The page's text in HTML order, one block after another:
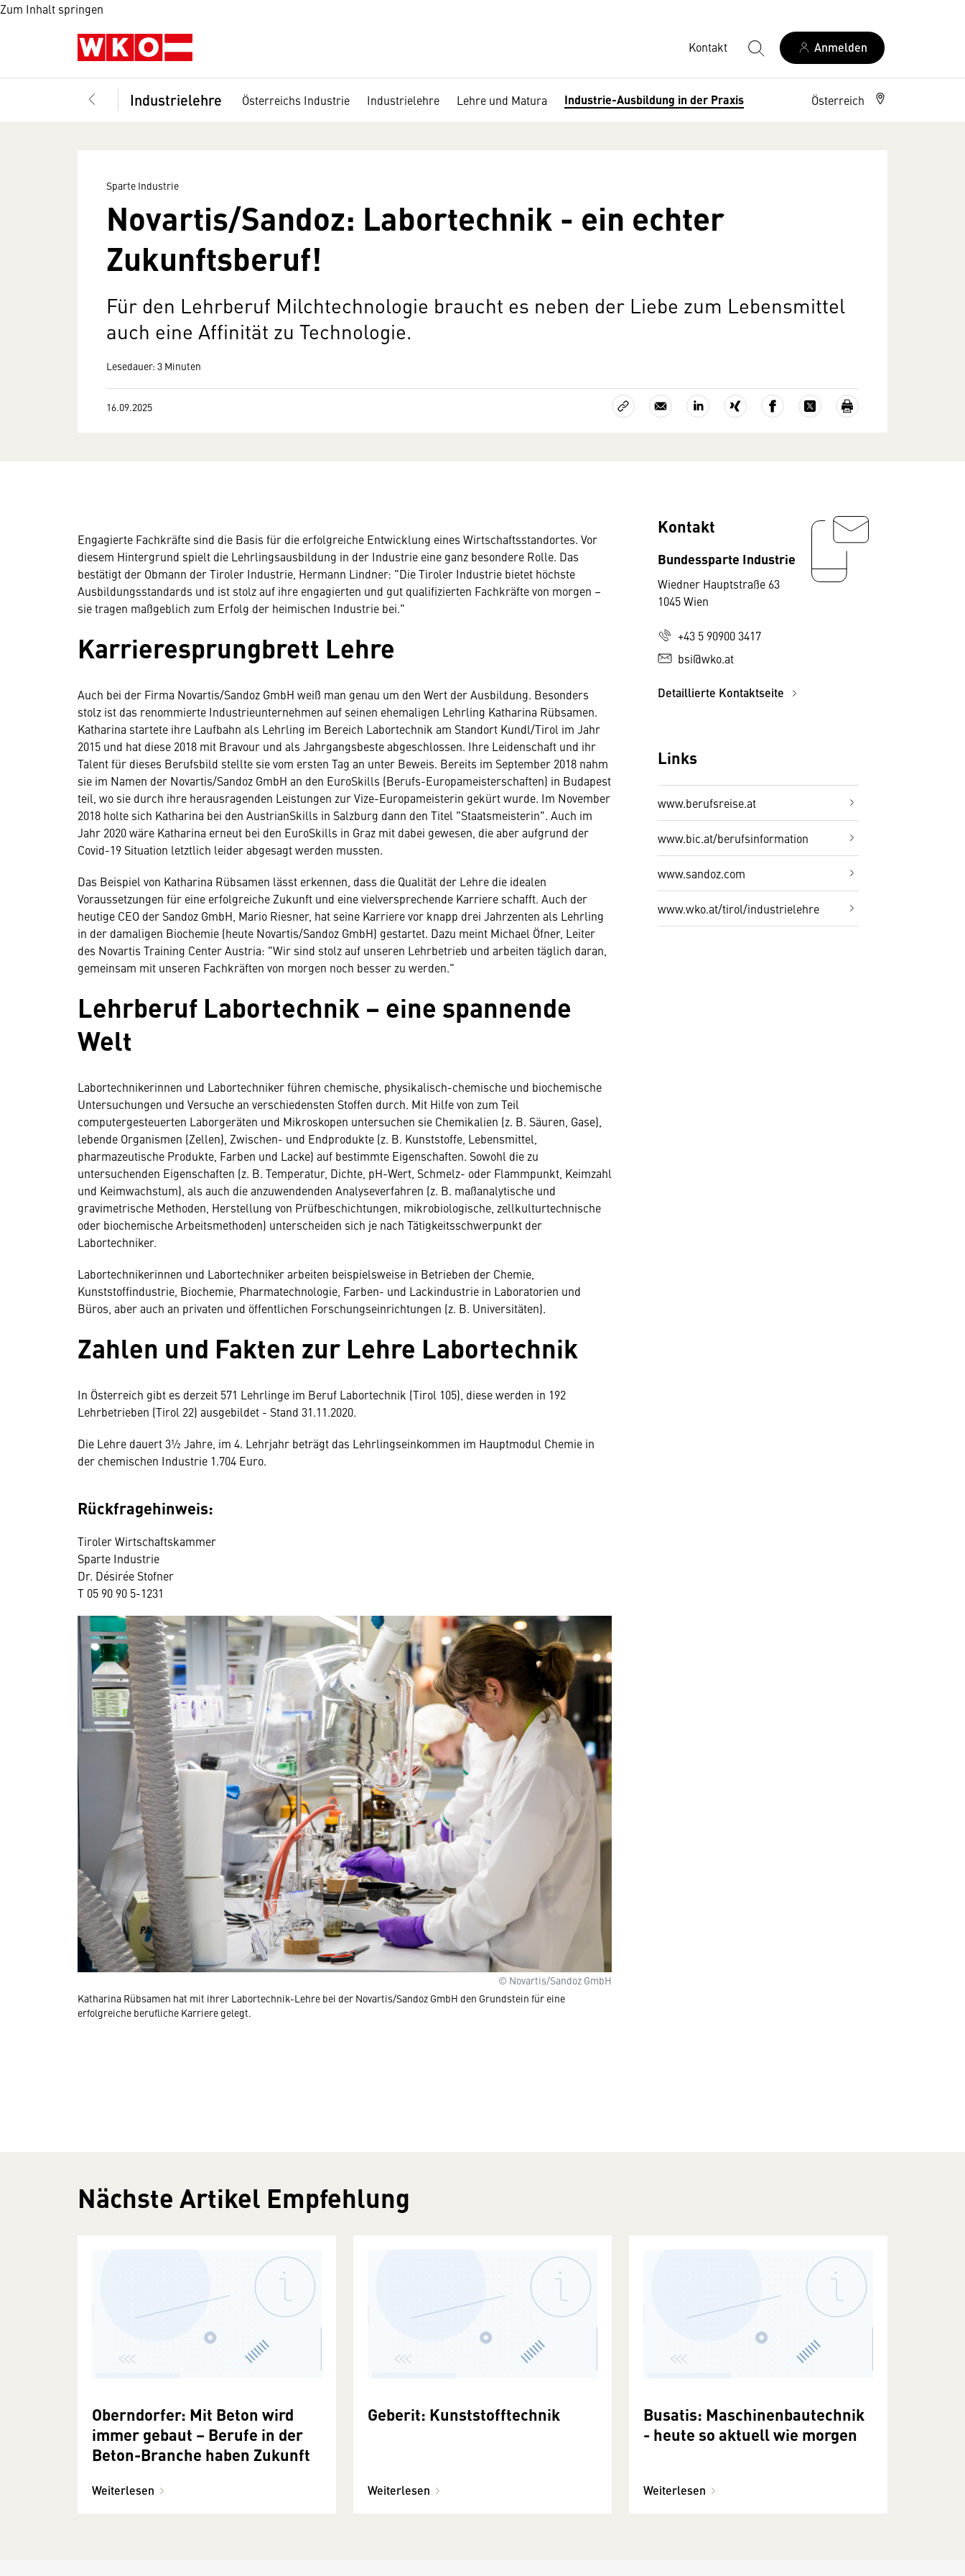
Zum Inhalt springen
Kontakt Anmelden
Industrielehre Österreichs Industrie Industrielehre Lehre und Matura Industrie-Ausbildung in der Praxis Österreich
Sparte Industrie
Novartis/Sandoz: Labortechnik - ein echter
Zukunftsberuf!
Für den Lehrberuf Milchtechnologie braucht es neben der Liebe zum Lebensmittel
auch eine Affinität zu Technologie.
Lesedauer: 3 Minuten
16.09.2025
Engagierte Fachkräfte sind die Basis für die erfolgreiche Entwicklung eines Wirtschaftsstandortes. Vor
diesem Hintergrund spielt die Lehrlingsausbildung in der Industrie eine ganz besondere Rolle. Das
bestätigt der Obmann der Tiroler Industrie, Hermann Lindner: "Die Tiroler Industrie bietet höchste
Ausbildungsstandards und ist stolz auf ihre engagierten und gut qualifizierten Fachkräfte von morgen –
sie tragen maßgeblich zum Erfolg der heimischen Industrie bei."
Karrieresprungbrett Lehre
Auch bei der Firma Novartis/Sandoz GmbH weiß man genau um den Wert der Ausbildung. Besonders
stolz ist das renommierte Industrieunternehmen auf seinen ehemaligen Lehrling Katharina Rübsamen.
Katharina startete ihre Laufbahn als Lehrling im Bereich Labortechnik am Standort Kundl/Tirol im Jahr
2015 und hat diese 2018 mit Bravour und als Jahrgangsbeste abgeschlossen. Ihre Leidenschaft und ihr
Talent für dieses Berufsbild stellte sie vom ersten Tag an unter Beweis. Bereits im September 2018 nahm
sie im Namen der Novartis/Sandoz GmbH an den EuroSkills (Berufs-Europameisterschaften) in Budapest
teil, wo sie durch ihre herausragenden Leistungen zur Vize-Europameisterin gekürt wurde. Im November
2018 holte sich Katharina bei den AustrianSkills in Salzburg dann den Titel "Staatsmeisterin". Auch im
Jahr 2020 wäre Katharina erneut bei den EuroSkills in Graz mit dabei gewesen, die aber aufgrund der
Covid-19 Situation letztlich leider abgesagt werden mussten.
Das Beispiel von Katharina Rübsamen lässt erkennen, dass die Qualität der Lehre die idealen
Voraussetzungen für eine erfolgreiche Zukunft und eine vielversprechende Karriere schafft. Auch der
heutige CEO der Sandoz GmbH, Mario Riesner, hat seine Karriere vor knapp drei Jahrzenten als Lehrling
in der damaligen Biochemie (heute Novartis/Sandoz GmbH) gestartet. Dazu meint Michael Öfner, Leiter
des Novartis Training Center Austria: "Wir sind stolz auf unseren Lehrbetrieb und arbeiten täglich daran,
gemeinsam mit unseren Fachkräften von morgen noch besser zu werden."
Lehrberuf Labortechnik – eine spannende
Welt
Labortechnikerinnen und Labortechniker führen chemische, physikalisch-chemische und biochemische
Untersuchungen und Versuche an verschiedensten Stoffen durch. Mit Hilfe von zum Teil
computergesteuerten Laborgeräten und Mikroskopen untersuchen sie Chemikalien (z. B. Säuren, Gase),
lebende Organismen (Zellen), Zwischen- und Endprodukte (z. B. Kunststoffe, Lebensmittel,
pharmazeutische Produkte, Farben und Lacke) auf bestimmte Eigenschaften. Sowohl die zu
untersuchenden Eigenschaften (z. B. Temperatur, Dichte, pH-Wert, Schmelz- oder Flammpunkt, Keimzahl
und Keimwachstum), als auch die anzuwendenden Analyseverfahren (z. B. maßanalytische und
gravimetrische Methoden, Herstellung von Prüfbeschichtungen, mikrobiologische, zellkulturtechnische
oder biochemische Arbeitsmethoden) unterscheiden sich je nach Tätigkeitsschwerpunkt der
Labortechniker.
Labortechnikerinnen und Labortechniker arbeiten beispielsweise in Betrieben der Chemie,
Kunststoffindustrie, Biochemie, Pharmatechnologie, Farben- und Lackindustrie in Laboratorien und
Büros, aber auch an privaten und öffentlichen Forschungseinrichtungen (z. B. Universitäten).
Zahlen und Fakten zur Lehre Labortechnik
In Österreich gibt es derzeit 571 Lehrlinge im Beruf Labortechnik (Tirol 105), diese werden in 192
Lehrbetrieben (Tirol 22) ausgebildet - Stand 31.11.2020.
Die Lehre dauert 3½ Jahre, im 4. Lehrjahr beträgt das Lehrlingseinkommen im Hauptmodul Chemie in
der chemischen Industrie 1.704 Euro.
Rückfragehinweis:
Tiroler Wirtschaftskammer
Sparte Industrie
Dr. Désirée Stofner
T 05 90 90 5-1231
© Novartis/Sandoz GmbH
Katharina Rübsamen hat mit ihrer Labortechnik-Lehre bei der Novartis/Sandoz GmbH den Grundstein für eine
erfolgreiche berufliche Karriere gelegt.
Kontakt
Bundessparte Industrie
Wiedner Hauptstraße 63
1045 Wien
+43 5 90900 3417
bsi@wko.at
Detaillierte Kontaktseite
Links
www.berufsreise.at
www.bic.at/berufsinformation
www.sandoz.com
www.wko.at/tirol/industrielehre
Nächste Artikel Empfehlung
Oberndorfer: Mit Beton wird
immer gebaut – Berufe in der
Beton-Branche haben Zukunft
Weiterlesen
Geberit: Kunststofftechnik
Weiterlesen
Busatis: Maschinenbautechnik
- heute so aktuell wie morgen
Weiterlesen